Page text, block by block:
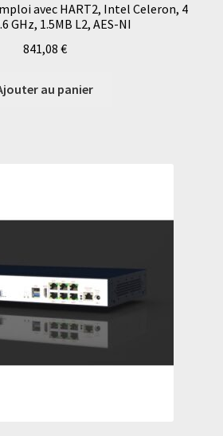
avec HART2, Intel Celeron, 4
GHz, 1.5MB L2, AES-NI
841,08 €
au panier